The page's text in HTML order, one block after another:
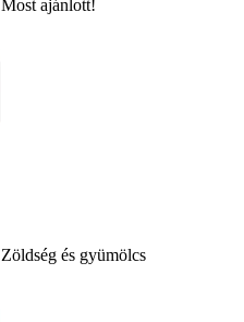
Most ajánlott!
Zöldség és gyümölcs